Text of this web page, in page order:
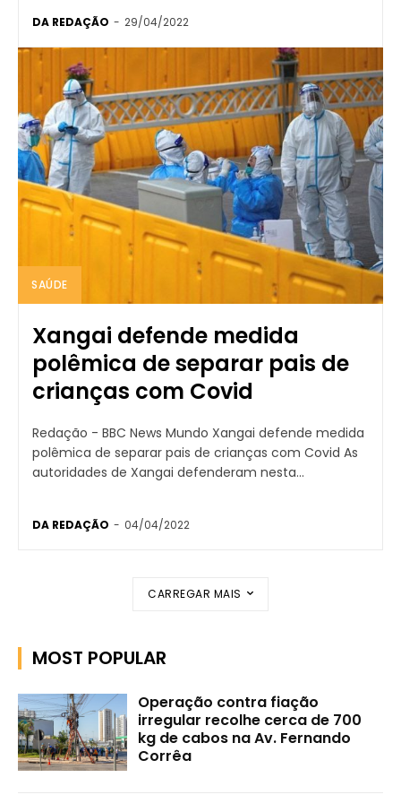
DA REDAÇÃO - 29/04/2022
SAÚDE
Xangai defende medida
polêmica de separar pais de
crianças com Covid
Redação - BBC News Mundo Xangai defende medida
polêmica de separar pais de crianças com Covid As
autoridades de Xangai defenderam nesta...
DA REDAÇÃO - 04/04/2022
CARREGAR MAIS
MOST POPULAR
Operação contra fiação
irregular recolhe cerca de 700
kg de cabos na Av. Fernando
Corrêa